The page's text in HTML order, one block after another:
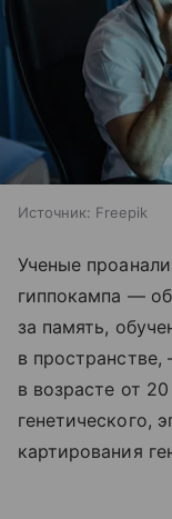
Источник: Freepik
Ученые
гиппокампа —
за память,
в
в возрасте от
генетического,
картирования